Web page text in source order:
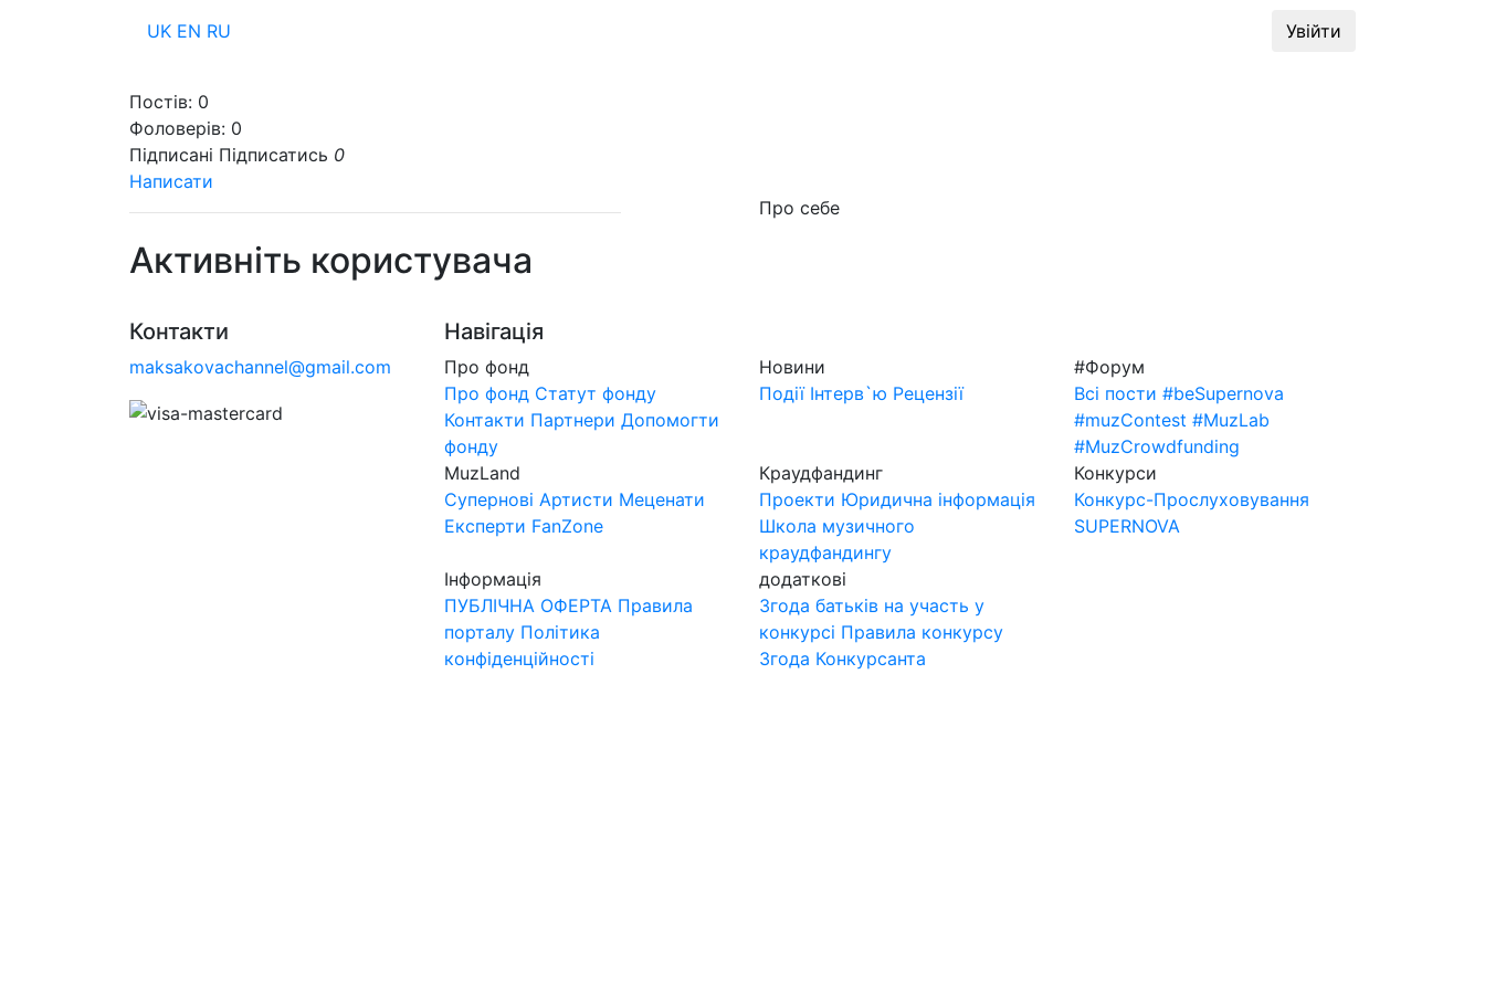
UK EN RU Увійти
Постів: 0
Фоловерів: 0
Підписані Підписатись 0
Написати
Про себе
Активніть користувача
Контакти
maksakovachannel@gmail.com
Навігація
Про фонд
Про фонд Статут фонду
Контакти Партнери Допомогти
фонду
Новини
Події Інтерв`ю Рецензії
#Форум
Всі пости #beSupernova
#muzContest #MuzLab
#MuzCrowdfunding
MuzLand
Супернові Артисти Меценати
Експерти FanZone
Краудфандинг
Проекти Юридична інформація
Школа музичного
краудфандингу
Конкурси
Конкурс-Прослуховування
SUPERNOVA
Інформація
ПУБЛІЧНА ОФЕРТА Правила
порталу Політика
конфіденційності
додаткові
Згода батьків на участь у
конкурсі Правила конкурсу
Згода Конкурсанта